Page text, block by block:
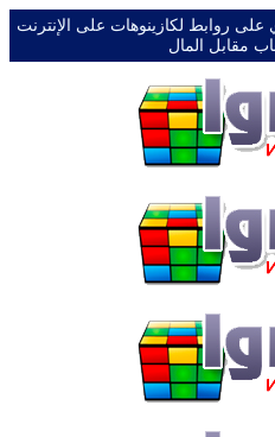
على روابط لكازينوهات على الإنترنت
مقابل المال